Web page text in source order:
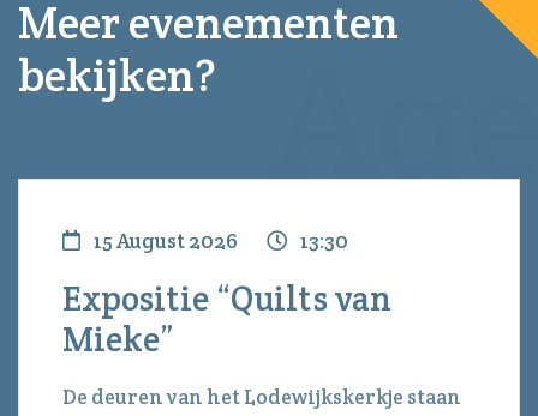
Meer evenementen
bekijken?
15 August 2026 13:30
Expositie “Quilts van
Mieke”
De deuren van het Lodewijkskerkje staan